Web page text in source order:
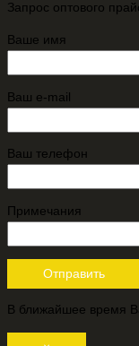
Запрос оптового
Ваше имя
Ваш e-mail
Ваш телефон
Примечания
В ближайшее время